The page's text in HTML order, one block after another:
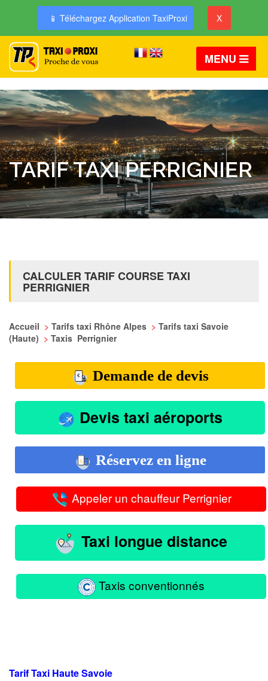
📱 Téléchargez Application TaxiProxi X
MENU
TARIF TAXI PERRIGNIER
CALCULER TARIF COURSE TAXI
PERRIGNIER
Accueil > Tarifs taxi Rhône Alpes > Tarifs taxi Savoie
(Haute) > Taxis Perrignier
Demande de devis
Devis taxi aéroports
Réservez en ligne
Appeler un chauffeur Perrignier
Taxi longue distance
Taxis conventionnés
Tarif Taxi Haute Savoie